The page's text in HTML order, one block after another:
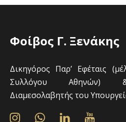
Φοίβος Γ. Ξενάκης
Δικηγόρος Παρ’ Εφέταις
Συλλόγου Αθηνών) &
Διαμεσολαβητής του